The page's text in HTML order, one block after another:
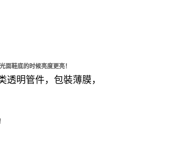
面鞋底的时候亮度更亮！
透明管件， 包裝薄膜，